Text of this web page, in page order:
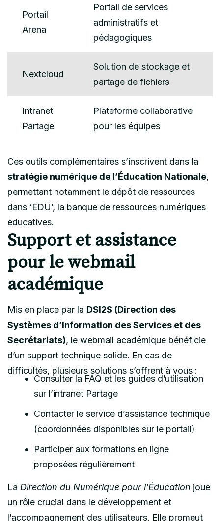
Portail
Arena
Portail de services
administratifs et
pédagogiques
Nextcloud
Solution de stockage et
partage de fichiers
Intranet
Partage
Plateforme collaborative
pour les équipes
Ces outils complémentaires s’inscrivent dans la
stratégie numérique de l’Éducation Nationale,
permettant notamment le dépôt de ressources
dans ‘EDU’, la banque de ressources numériques
éducatives.
Support et assistance
pour le webmail
académique
Mis en place par la DSI2S (Direction des
Systèmes d’Information des Services et des
Secrétariats), le webmail académique bénéficie
d’un support technique solide. En cas de
difficultés, plusieurs solutions s’offrent à vous :
Consulter la FAQ et les guides d’utilisation
sur l’intranet Partage
Contacter le service d’assistance technique
(coordonnées disponibles sur le portail)
Participer aux formations en ligne
proposées régulièrement
La Direction du Numérique pour l’Éducation joue
un rôle crucial dans le développement et
l’accompagnement des utilisateurs. Elle promeut